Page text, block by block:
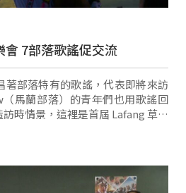
7部落歌謠促交流
著部落特有的歌謠，代表即將來訪
馬蘭部落）的青年們也用歌謠回
時情景，這裡是首屆 Lafang 草地
進場就讓現場充滿濃厚的多元文